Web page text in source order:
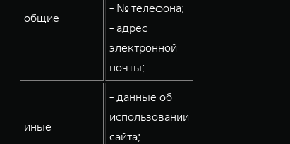
общие
- № телефона;
- адрес
электронной
почты;
иные
- данные об
использовании
сайта;